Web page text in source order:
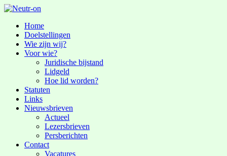
Home
Doelstellingen
Wie zijn wij?
Voor wie?
Juridische bijstand
Lidgeld
Hoe lid worden?
Statuten
Links
Nieuwsbrieven
Actueel
Lezersbrieven
Persberichten
Contact
Vacatures